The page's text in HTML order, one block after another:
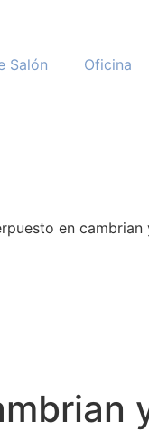
Salón Oficina
en cambrian